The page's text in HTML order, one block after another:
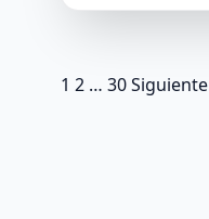
Paginación
1 2 … 30Siguiente